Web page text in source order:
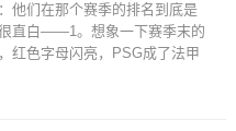
他们在那个赛季的排名到底是
直白——1。想象一下赛季末的
红色字母闪亮，PSG成了法甲